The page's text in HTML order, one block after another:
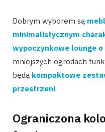
Dobrym wyborem są
minimalistycznym
wypoczynkowe lounge
mniejszych ogrodach
będą kompaktowe
przestrzeni.
Ograniczona